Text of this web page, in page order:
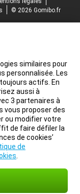
© 2026 Gomibo.fr
similaires pour
personnalisée. Les
actifs. En
aussi à
3 partenaires à
vous proposer des
ou modifier votre
de faire défiler la
de cookies’
de